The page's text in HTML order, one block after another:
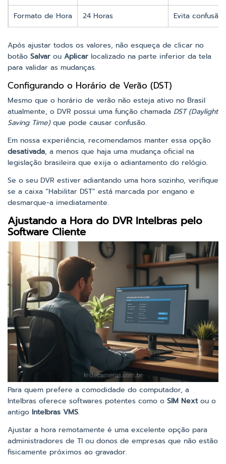
Formato de Hora 24 Horas Evita
Após ajustar todos os valores, não esqueça de clicar no
botão Salvar ou Aplicar localizado na parte inferior da tela
para validar as mudanças.
Configurando o Horário de Verão (DST)
Mesmo que o horário de verão não esteja ativo no Brasil
atualmente, o DVR possui uma função chamada DST (Daylight
Saving Time)que pode causar confusão.
Em nossa experiência, recomendamos manter essa opção
desativada, a menos que haja uma mudança oficial na
legislação brasileira que exija o adiantamento do relógio.
Se o seu DVR estiver adiantando uma hora sozinho, verifique
se a caixa “Habilitar DST” está marcada por engano e
desmarque-a imediatamente.
Ajustando a Hora do DVR Intelbras pelo
Software Cliente
Para quem prefere a comodidade do computador, a
Intelbras oferece softwares potentes como o SIM Nextou o
antigo Intelbras VMS.
Ajustar a hora remotamente é uma excelente opção para
administradores de TI ou donos de empresas que não estão
fisicamente próximos ao gravador.